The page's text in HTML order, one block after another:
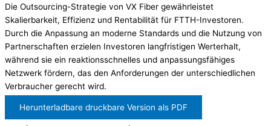
Die Outsourcing-Strategie von VX Fiber gewährleistet
Skalierbarkeit, Effizienz und Rentabilität für FTTH-Investoren.
Durch die Anpassung an moderne Standards und die Nutzung von
Partnerschaften erzielen Investoren langfristigen Werterhalt,
während sie ein reaktionsschnelles und anpassungsfähiges
Netzwerk fördern, das den Anforderungen der unterschiedlichen
Verbraucher gerecht wird.
Herunterladbare druckbare Version als PDF